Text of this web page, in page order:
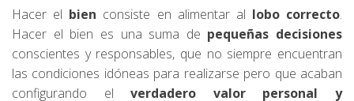
Hacer el bien consiste en alimentar al lobo correcto.
Hacer el bien es una suma de pequeñas decisiones
conscientes y responsables, que no siempre encuentran
las condiciones idóneas para realizarse pero que acaban
configurando elverdadero valor personal y